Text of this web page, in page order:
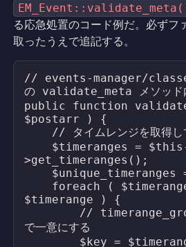
る応急処置のコード例だ。必ずフ
取ったうえで追記する。
// events-manager/
の validate_meta メソッド
public function
$postarr ) {
>get_timeranges();
$timerange ) {
で一意にする